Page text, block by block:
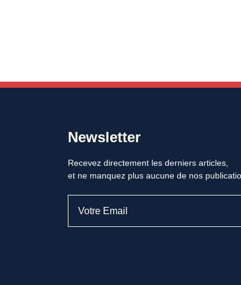
Newsletter
Recevez directement les derniers articles,
et ne manquez plus aucune de nos